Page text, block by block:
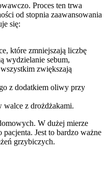
Proces ten trwa
od stopnia zaawansowania
się:
które zmniejszają liczbę
wydzielanie sebum,
zwiększają
z dodatkiem oliwy przy
walce z drożdżakami.
W dużej mierze
Jest to bardzo ważne
grzybiczych.